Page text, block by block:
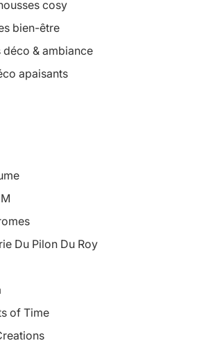
cosy
bien-être
déco & ambiance
apaisants
Du Pilon Du Roy
of Time